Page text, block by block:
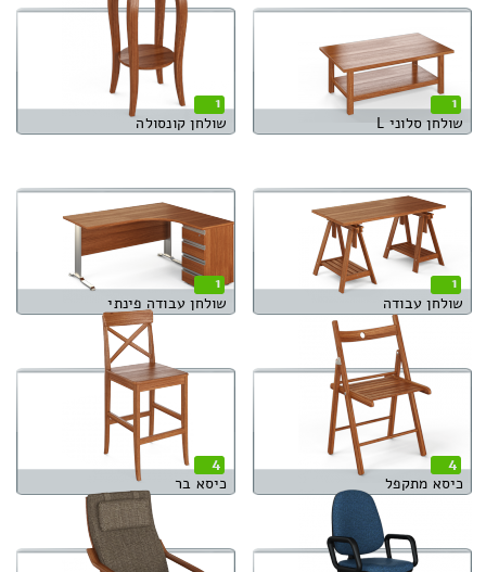
1
שולחן סלוני L
1
שולחן קונסולה
1
שולחן עבודה
1
שולחן עבודה פינתי
4
כיסא מתקפל
4
כיסא בר